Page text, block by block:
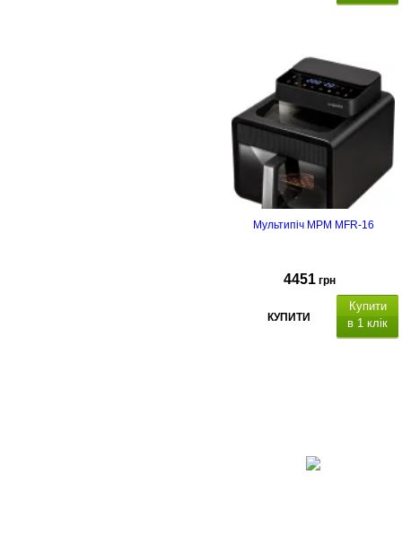
Мультипіч MPM MFR-16
4451 грн
КУПИТИ
Купити
в 1 клік